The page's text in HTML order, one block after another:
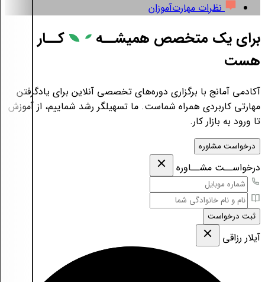
نظرات مهارت‌آموزان
برای یک متخصص همیشــه
کــار
هست
آکادمی آمانج با برگزاری دوره‌های تخصصی آنلاین برای یادگرفتن
مهارتی کاربردی همراه شماست. ما تسهیلگر رشد شماییم، از آموزش
تا ورود به بازار کار.
درخواست مشاوره
درخواســت مشــاوره
ثبت درخواست
آیلار رزاقی